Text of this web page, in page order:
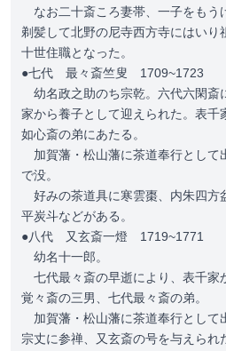
なお二十斎ころ妻帯、一子をもう
剃髪して北野の尼寺西方寺にはいり
十世住職となった。
●七代 最々斎竺叟 1709~1723
幼名政之助のち宗乾。六代六閑斎
家から養子として迎えられた。表千
如心斎の弟にあたる。
加賀藩・松山藩に茶道奉行として
で没。
好みの茶道具に寒雲棗、内朱四方
平炭斗などがある。
●八代 又玄斎一燈 1719~1771
幼名十一郎。
七代最々斎の早逝により、表千家
覚々斎の三男、七代最々斎の弟。
加賀藩・松山藩に茶道奉行として
宗丈に参禅、又玄斎の号を与えられ